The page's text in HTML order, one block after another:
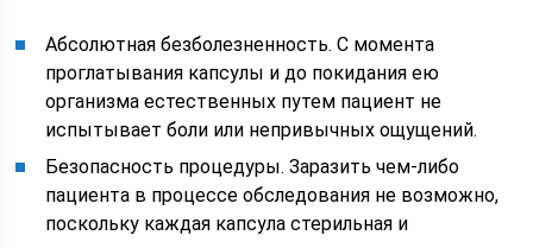
Абсолютная безболезненность. С момента
проглатывания капсулы и до покидания ею
организма естественных путем пациент не
испытывает боли или непривычных ощущений.
Безопасность процедуры. Заразить чем-либо
пациента в процессе обследования не возможно,
поскольку каждая капсула стерильная и